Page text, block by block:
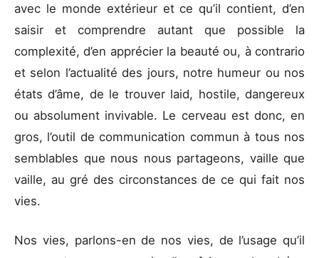
avec le monde extérieur et ce qu’il contient, d’en
saisir et comprendre autant que possible la
complexité, d’en apprécier la beauté ou, à contrario
et selon l’actualité des jours, notre humeur ou nos
états d’âme, de le trouver laid, hostile, dangereux
ou absolument invivable. Le cerveau est donc, en
gros, l’outil de communication commun à tous nos
semblables que nous nous partageons, vaille que
vaille, au gré des circonstances de ce qui fait nos
vies.
Nos vies, parlons-en de nos vies, de l’usage qu’il